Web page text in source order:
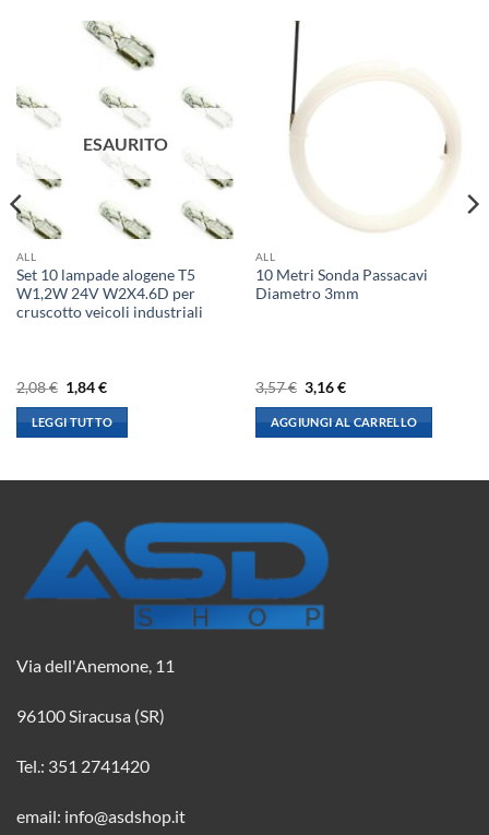
ESAURITO
ALL
Set 10 lampade alogene T5
W1,2W 24V W2X4.6D per
cruscotto veicoli industriali
2,08€ Il
prezzo
originale
era:
2,08 €.
1,84€Il
attuale
è:
1,84 €.
LEGGI TUTTO
ALL
10 Metri Sonda Passacavi
Diametro 3mm
3,57€ Il
prezzo
originale
era:
3,57 €.
3,16€Il
attuale
è:
3,16 €.
AGGIUNGI AL CARRELLO
Via dell'Anemone, 11
96100 Siracusa (SR)
Tel.: 351 2741420
email: info@asdshop.it